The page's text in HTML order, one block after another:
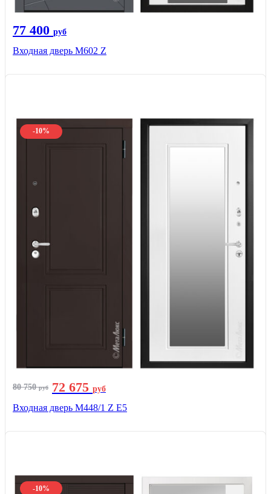
77 400 руб
Входная дверь М602 Z
-10%
80 750руб 72 675 руб
Входная дверь М448/1 Z Е5
-10%